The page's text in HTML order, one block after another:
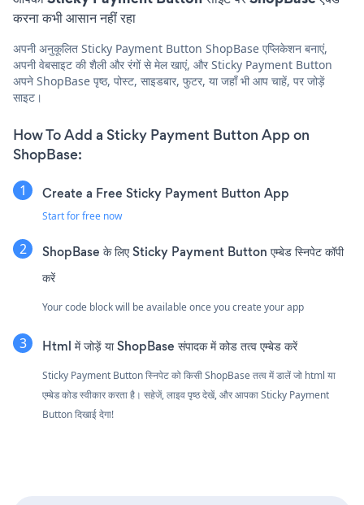
करना कभी आसान नहीं रहा
अपनी अनुकूलित Sticky Payment Button ShopBase एप्लिकेशन बनाएं,
अपनी वेबसाइट की शैली और रंगों से मेल खाएं, और Sticky Payment Button
अपने ShopBase पृष्ठ, पोस्ट, साइडबार, फुटर, या जहाँ भी आप चाहें, पर जोड़ें
साइट।
How To Add a Sticky Payment Button App on
ShopBase:
Create a Free Sticky Payment Button App
Start for free now
ShopBase के लिए Sticky Payment Button एम्बेड स्निपेट कॉपी
करें
Your code block will be available once you create your app
Html में जोड़ें या ShopBase संपादक में कोड तत्व एम्बेड करें
Sticky Payment Button स्निपेट को किसी ShopBase तत्व में डालें जो html या
एम्बेड कोड स्वीकार करता है। सहेजें, लाइव पृष्ठ देखें, और आपका Sticky Payment
Button दिखाई देगा!